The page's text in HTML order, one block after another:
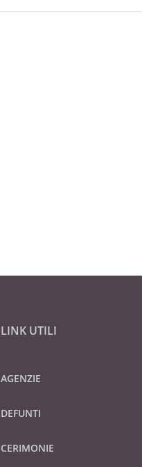
LINK UTILI
AGENZIE
DEFUNTI
CERIMONIE